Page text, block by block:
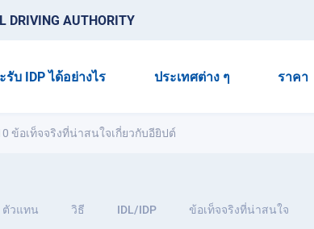
DRIVING AUTHORITY
รับ IDP ได้อย่างไร ประเทศต่าง ๆ ราคา
ข้อเท็จจริงที่น่าสนใจเกี่ยวกับอียิปต์
ตัวแทน วิธี IDL/IDP ข้อเท็จจริงที่น่าสนใจ